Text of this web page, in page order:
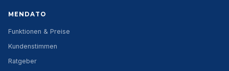
MENDATO
Funktionen & Preise
Kundenstimmen
Ratgeber